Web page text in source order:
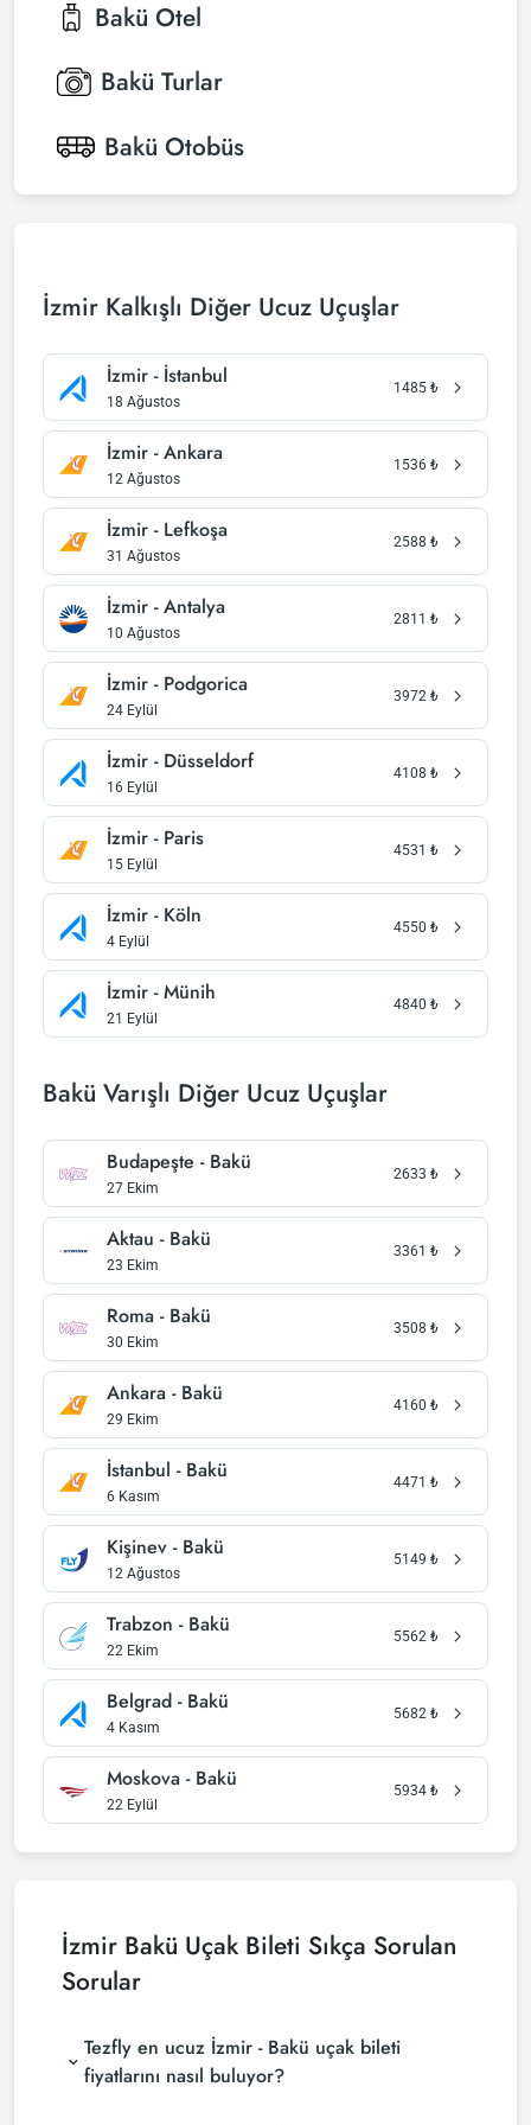
Bakü Otel
Bakü Turlar
Bakü Otobüs
İzmir Kalkışlı Diğer Ucuz Uçuşlar
İzmir - İstanbul
18 Ağustos
1485 ₺
İzmir - Ankara
12 Ağustos
1536 ₺
İzmir - Lefkoşa
31 Ağustos
2588 ₺
İzmir - Antalya
10 Ağustos
2811 ₺
İzmir - Podgorica
24 Eylül
3972 ₺
İzmir - Düsseldorf
16 Eylül
4108 ₺
İzmir - Paris
15 Eylül
4531 ₺
İzmir - Köln
4 Eylül
4550 ₺
İzmir - Münih
21 Eylül
4840 ₺
Bakü Varışlı Diğer Ucuz Uçuşlar
Budapeşte - Bakü
27 Ekim
2633 ₺
Aktau - Bakü
23 Ekim
3361 ₺
Roma - Bakü
30 Ekim
3508 ₺
Ankara - Bakü
29 Ekim
4160 ₺
İstanbul - Bakü
6 Kasım
4471 ₺
Kişinev - Bakü
12 Ağustos
5149 ₺
Trabzon - Bakü
22 Ekim
5562 ₺
Belgrad - Bakü
4 Kasım
5682 ₺
Moskova - Bakü
22 Eylül
5934 ₺
İzmir Bakü Uçak Bileti Sıkça Sorulan
Sorular
Tezfly en ucuz İzmir - Bakü uçak bileti
fiyatlarını nasıl buluyor?